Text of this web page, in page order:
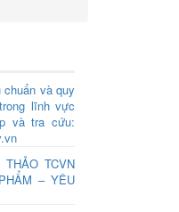
và quy
lĩnh vực
và tra cứu:
TCVN
– YÊU